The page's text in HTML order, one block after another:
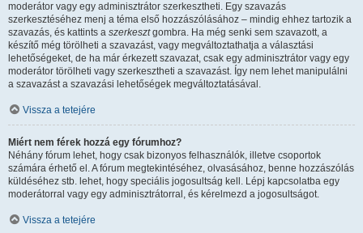
moderátor vagy egy adminisztrátor szerkesztheti. Egy szavazás
szerkesztéséhez menj a téma első hozzászólásához – mindig ehhez tartozik a
szavazás, és kattints a szerkesztgombra. Ha még senki sem szavazott, a
készítő még törölheti a szavazást, vagy megváltoztathatja a választási
lehetőségeket, de ha már érkezett szavazat, csak egy adminisztrátor vagy egy
moderátor törölheti vagy szerkesztheti a szavazást. Így nem lehet manipulálni
a szavazást a szavazási lehetőségek megváltoztatásával.
Vissza a tetejére
Miért nem férek hozzá egy fórumhoz?
Néhány fórum lehet, hogy csak bizonyos felhasználók, illetve csoportok
számára érhető el. A fórum megtekintéséhez, olvasásához, benne hozzászólás
küldéséhez stb. lehet, hogy speciális jogosultság kell. Lépj kapcsolatba egy
moderátorral vagy egy adminisztrátorral, és kérelmezd a jogosultságot.
Vissza a tetejére